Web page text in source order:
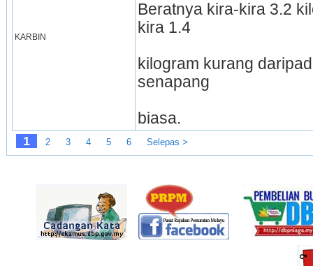
KARBIN
Beratnya kira-kira 3.2
kira 1.4
kilogram kurang
senapang
biasa.
1 2 3 4 5 6 Selepas >